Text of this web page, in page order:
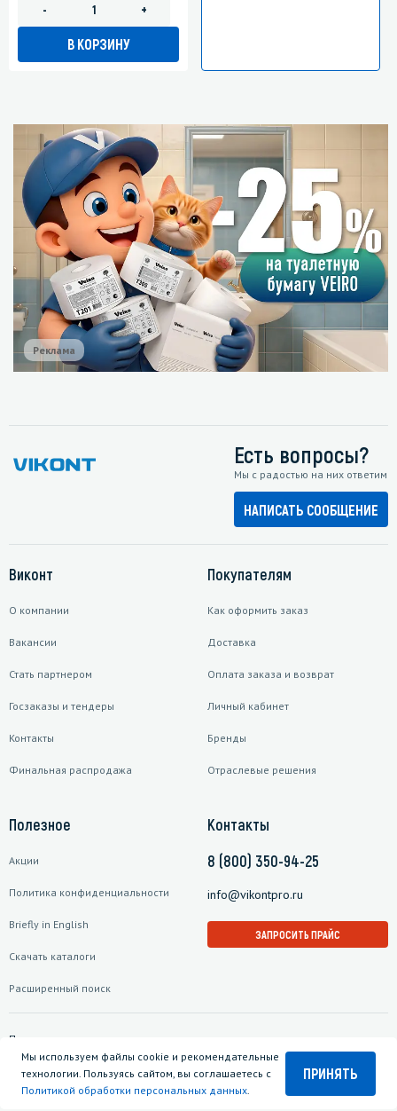
- +
В КОРЗИНУ
Реклама
Есть вопросы?
Мы с радостью на них ответим
НАПИСАТЬ СООБЩЕНИЕ
Виконт
О компании
Вакансии
Стать партнером
Госзаказы и тендеры
Контакты
Финальная распродажа
Покупателям
Как оформить заказ
Доставка
Оплата заказа и возврат
Личный кабинет
Бренды
Отраслевые решения
Полезное
Акции
Политика конфиденциальности
Briefly in English
Скачать каталоги
Расширенный поиск
Контакты
8 (800) 350-94-25
info@vikontpro.ru
ЗАПРОСИТЬ ПРАЙС
Подписаться на рассылку
Мы используем файлы cookie и рекомендательные
технологии. Пользуясь сайтом, вы соглашаетесь с
Политикой обработки персональных данных.
ПРИНЯТЬ